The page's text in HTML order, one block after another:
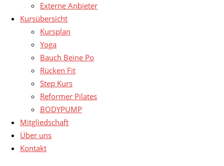
Externe Anbieter
Kursübersicht
Kursplan
Yoga
Bauch Beine Po
Rücken Fit
Step Kurs
Reformer Pilates
BODYPUMP
Mitgliedschaft
Über uns
Kontakt